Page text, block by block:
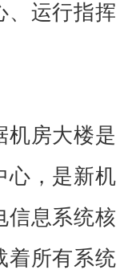
、运行指挥
房大楼是
心，是新机
信息系统核
着所有系统